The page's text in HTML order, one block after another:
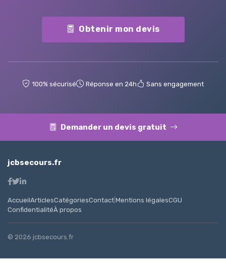
Obtenir mon devis
100% sécurisé Réponse en 24h Sans engagement
Demander un devis gratuit
jcbsecours.fr
AccueilArticlesCatégoriesContact Mentions légalesCGU
ConfidentialitéÀ propos
© 2026 jcbsecours.fr